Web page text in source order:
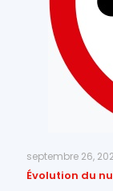
septembre 26,
Évolution du